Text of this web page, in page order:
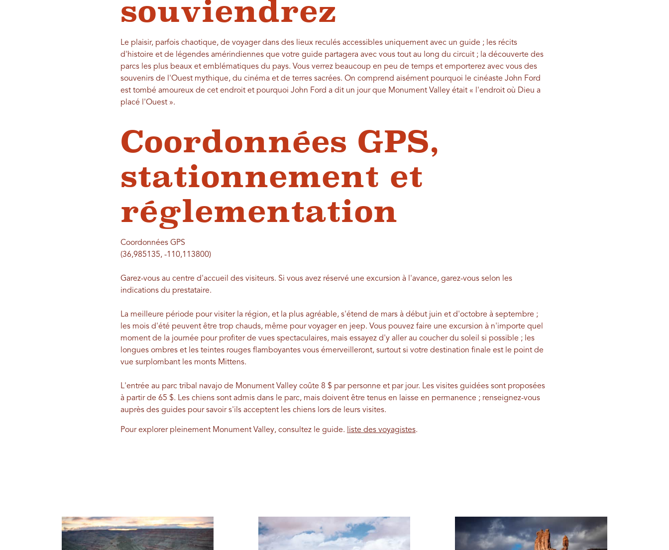
souviendrez
Le plaisir, parfois chaotique, de voyager dans des lieux reculés accessibles uniquement avec un guide ; les récits
d'histoire et de légendes amérindiennes que votre guide partagera avec vous tout au long du circuit ; la découverte des
parcs les plus beaux et emblématiques du pays. Vous verrez beaucoup en peu de temps et emporterez avec vous des
souvenirs de l'Ouest mythique, du cinéma et de terres sacrées. On comprend aisément pourquoi le cinéaste John Ford
est tombé amoureux de cet endroit et pourquoi John Ford a dit un jour que Monument Valley était « l'endroit où Dieu a
placé l'Ouest ».
Coordonnées GPS,
stationnement et
réglementation
Coordonnées GPS
(36,985135, -110,113800)
Garez-vous au centre d'accueil des visiteurs. Si vous avez réservé une excursion à l'avance, garez-vous selon les
indications du prestataire.
La meilleure période pour visiter la région, et la plus agréable, s'étend de mars à début juin et d'octobre à septembre ;
les mois d'été peuvent être trop chauds, même pour voyager en jeep. Vous pouvez faire une excursion à n'importe quel
moment de la journée pour profiter de vues spectaculaires, mais essayez d'y aller au coucher du soleil si possible ; les
longues ombres et les teintes rouges flamboyantes vous émerveilleront, surtout si votre destination finale est le point de
vue surplombant les monts Mittens.
L'entrée au parc tribal navajo de Monument Valley coûte 8 $ par personne et par jour. Les visites guidées sont proposées
à partir de 65 $. Les chiens sont admis dans le parc, mais doivent être tenus en laisse en permanence ; renseignez-vous
auprès des guides pour savoir s'ils acceptent les chiens lors de leurs visites.
Pour explorer pleinement Monument Valley, consultez le guide. liste des voyagistes.